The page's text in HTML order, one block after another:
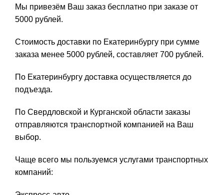
Мы привезём Ваш заказ бесплатно при заказе от
5000 рублей.
Стоимость доставки по Екатеринбургу при сумме
заказа менее 5000 рублей, составляет 700 рублей.
По Екатеринбургу доставка осуществляется до
подъезда.
По Свердловской и Курганской области заказы
отправляются транспортной компанией на Ваш
выбор.
Чаще всего мы пользуемся услугами транспортных
компаний: